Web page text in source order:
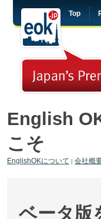
Top
English
こそ
EnglishOKについて | 会社概
ベータ版